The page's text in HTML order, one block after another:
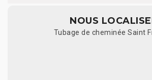
NOUS
Tubage de cheminée Saint